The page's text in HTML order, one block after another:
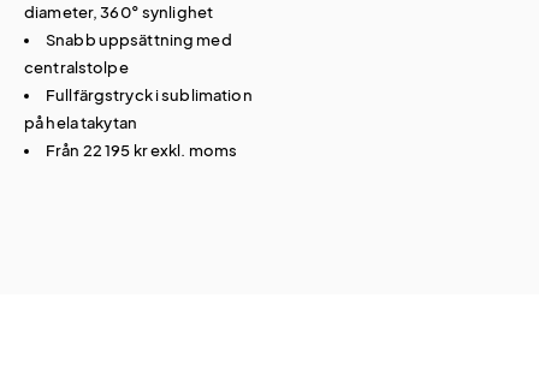
diameter, 360° synlighet
Snabb uppsättning med
centralstolpe
Fullfärgstryck i sublimation
på hela takytan
Från 22 195 kr exkl. moms